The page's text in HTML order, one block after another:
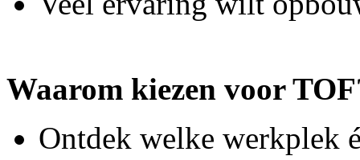
Waarom kiezen voor
Ontdek welke werkplek